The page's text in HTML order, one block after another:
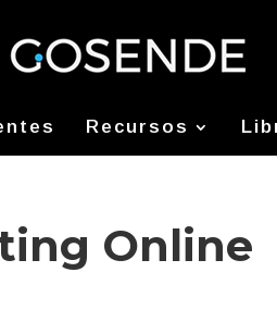
Recursos
Online